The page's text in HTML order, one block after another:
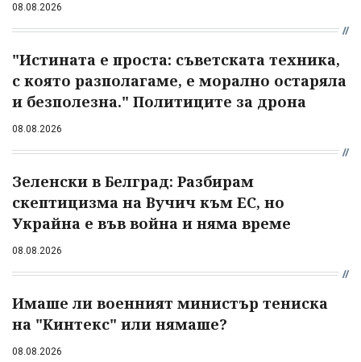
08.08.2026
"Истината е проста: съветската техника,
с която разполагаме, е морално остаряла
и безполезна." Политиците за дрона
08.08.2026
Зеленски в Белград: Разбирам
скептицизма на Вучич към ЕС, но
Украйна е във война и няма време
08.08.2026
Имаше ли военният министър тениска
на "Кинтекс" или нямаше?
08.08.2026